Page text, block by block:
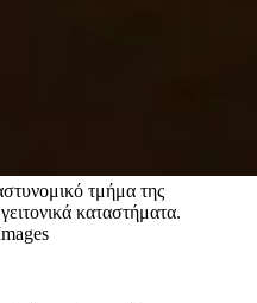
τμήμα της
καταστήματα.